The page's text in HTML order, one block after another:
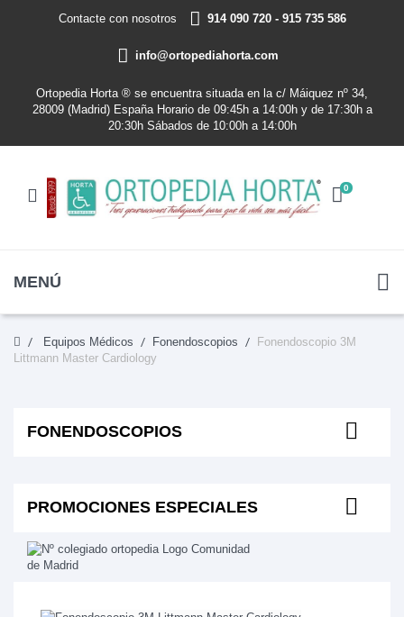
Contacte con nosotros 914 090 720 - 915 735 586
info@ortopediahorta.com
Ortopedia Horta ® se encuentra situada en la c/ Máiquez nº 34,
28009 (Madrid) España Horario de 09:45h a 14:00h y de 17:30h a
20:30h Sábados de 10:00h a 14:00h
0
MENÚ
Equipos Médicos Fonendoscopios
Fonendoscopio 3M
Littmann Master Cardiology
FONENDOSCOPIOS
PROMOCIONES ESPECIALES